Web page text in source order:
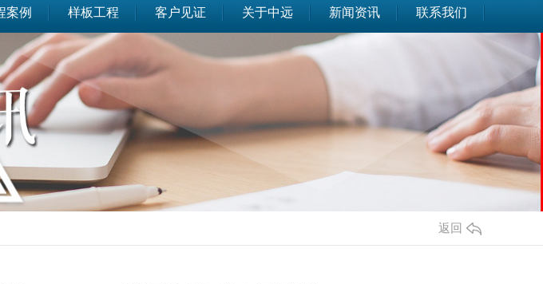
煤仓滑模 储料仓滑模
泥仓滑模 筒仓滑模
案例 样板工程 客户见证 关于中远
公司简介
荣誉资质
新闻资讯
知识百科
联系我们
返回